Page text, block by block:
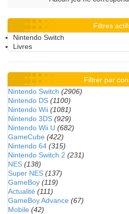
Filtres
Nintendo Switch
Livres
Filtrer par
Nintendo Switch (2906)
Nintendo DS (1100)
Nintendo Wii (1081)
Nintendo 3DS (929)
Nintendo Wii U (682)
GameCube (422)
Nintendo 64 (315)
Nintendo Switch 2 (231)
NES (138)
Super NES (137)
GameBoy (119)
Actualité (111)
GameBoy Advance (67)
Mobile (42)